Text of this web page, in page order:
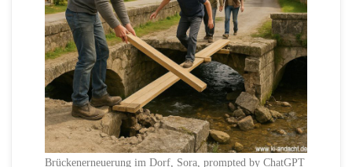
Brückenerneuerung im Dorf, Sora, prompted by ChatGPT